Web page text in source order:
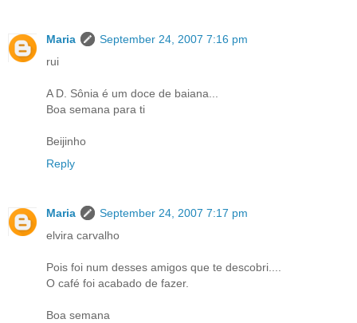
Maria
September 24, 2007 7:16 pm
rui
A D. Sônia é um doce de baiana...
Boa semana para ti
Beijinho
Reply
Maria
September 24, 2007 7:17 pm
elvira carvalho
Pois foi num desses amigos que te descobri....
O café foi acabado de fazer.
Boa semana